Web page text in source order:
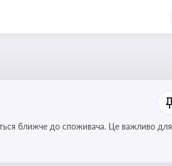
ближче до споживача. Це важливо для
розвитку відновлюваних джерел